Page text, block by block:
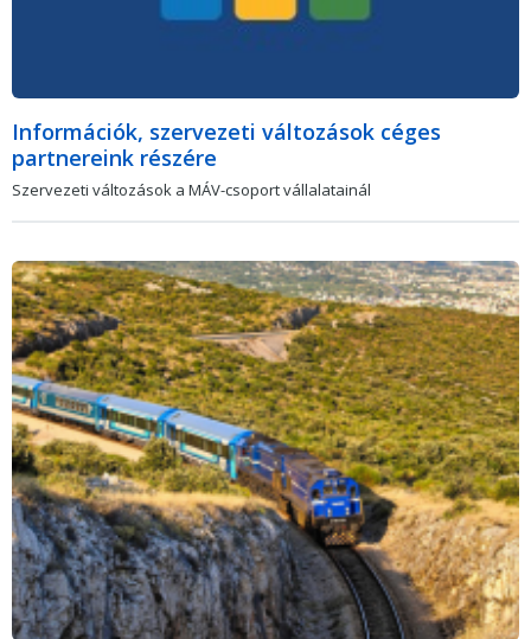
Információk, szervezeti változások céges
partnereink részére
Szervezeti változások a MÁV-csoport vállalatainál